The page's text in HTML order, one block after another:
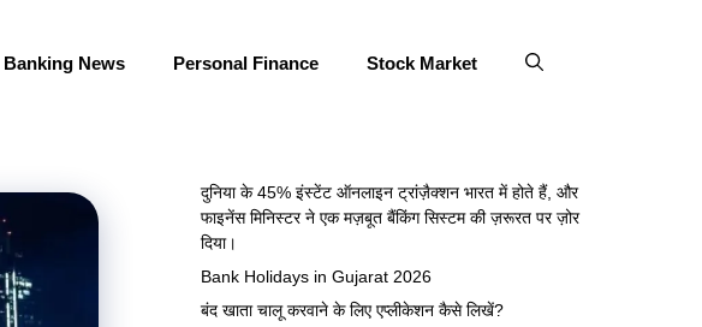
Banking News Personal Finance Stock Market
दुनिया के 45% इंस्टेंट ऑनलाइन ट्रांज़ैक्शन भारत में होते हैं, और
फाइनेंस मिनिस्टर ने एक मज़बूत बैंकिंग सिस्टम की ज़रूरत पर ज़ोर
दिया।
Bank Holidays in Gujarat 2026
बंद खाता चालू करवाने के लिए एप्लीकेशन कैसे लिखें?